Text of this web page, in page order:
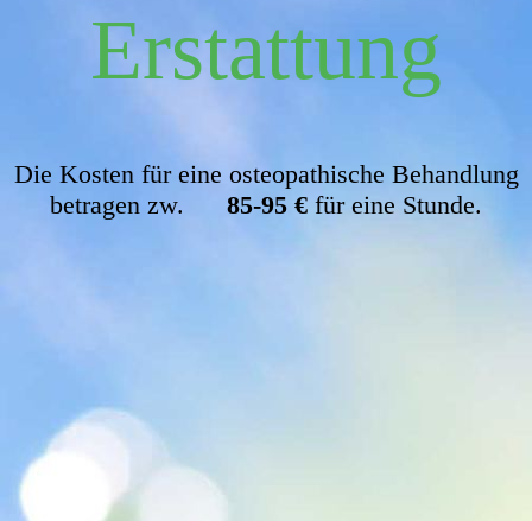
Erstattung
Die Kosten für eine osteopathische Behandlung
betragen zw. 85-95 € für eine Stunde.